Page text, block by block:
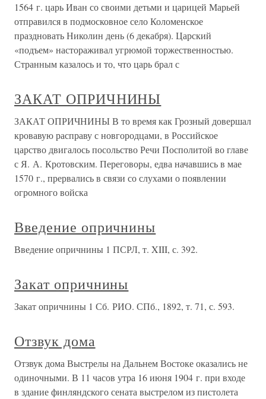
1564 г. царь Иван со своими детьми и царицей Марьей
отправился в подмосковное село Коломенское
праздновать Николин день (6 декабря). Царский
«подъем» настораживал угрюмой торжественностью.
Странным казалось и то, что царь брал с
ЗАКАТ ОПРИЧНИНЫ
ЗАКАТ ОПРИЧНИНЫ В то время как Грозный довершал
кровавую расправу с новгородцами, в Российское
царство двигалось посольство Речи Посполитой во главе
с Я. А. Кротовским. Переговоры, едва начавшись в мае
1570 г., прервались в связи со слухами о появлении
огромного войска
Введение опричнины
Введение опричнины 1 ПСРЛ, т. XIII, с. 392.
Закат опричнины
Закат опричнины 1 Сб. РИО. СПб., 1892, т. 71, с. 593.
Отзвук дома
Отзвук дома Выстрелы на Дальнем Востоке оказались не
одиночными. В 11 часов утра 16 июня 1904 г. при входе
в здание финляндского сената выстрелом из пистолета